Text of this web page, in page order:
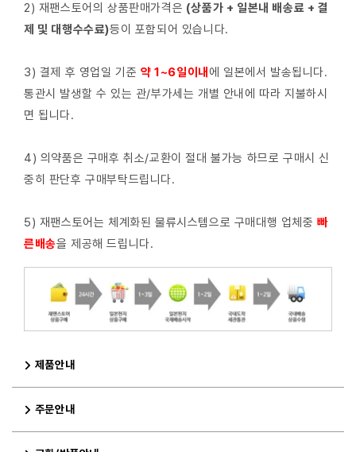
2) 재팬스토어의 상품판매가격은 (상품가 + 일본내 배송료 + 결
제 및 대행수수료)등이 포함되어 있습니다.
3) 결제 후 영업일 기준 약 1~6일이내 에 일본에서 발송됩니다.
통관시 발생할 수 있는 관/부가세는 개별 안내에 따라 지불하시
면 됩니다.
4) 의약품은 구매후 취소/교환이 절대 불가능 하므로 구매시 신
중히 판단후 구매부탁드립니다.
5) 재팬스토어는 체계화된 물류시스템으로 구매대행 업체중빠
른배송을 제공해 드립니다.
제품안내
주문안내